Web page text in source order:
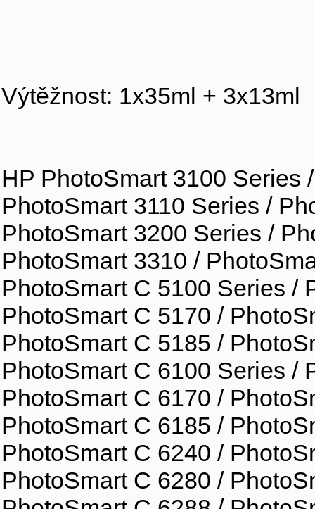
Výtěžnost: 1x35ml + 3x13ml
HP PhotoSmart 3100 Series
PhotoSmart 3110 Series /
PhotoSmart 3200 Series /
PhotoSmart 3310 /
PhotoSmart C 5100 Series /
PhotoSmart C 5170 /
PhotoSmart C 5185 /
PhotoSmart C 6100 Series /
PhotoSmart C 6170 /
PhotoSmart C 6185 /
PhotoSmart C 6240 /
PhotoSmart C 6280 /